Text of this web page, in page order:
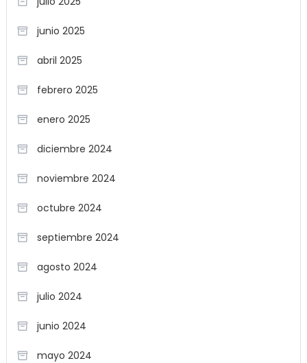
junio 2025
abril 2025
febrero 2025
enero 2025
diciembre 2024
noviembre 2024
octubre 2024
septiembre 2024
agosto 2024
julio 2024
junio 2024
mayo 2024